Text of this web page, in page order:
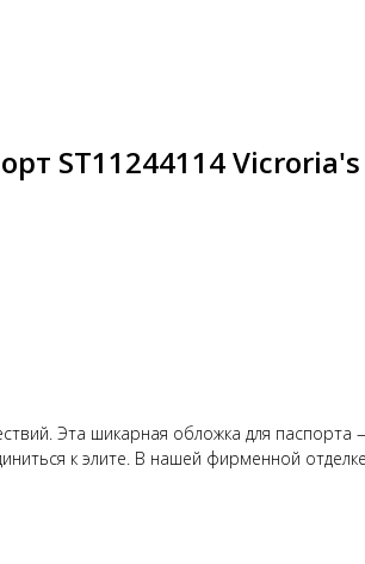
ST11244114 Vicroria's
Эта шикарная обложка для паспорта
к элите. В нашей фирменной